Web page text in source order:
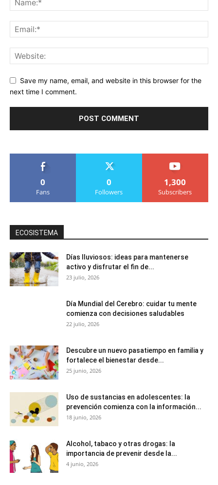
Save my name, email, and website in this browser for the
next time I comment.
0
Fans
0
Followers
1,300
Subscribers
ECOSISTEMA
Días lluviosos: ideas para mantenerse
activo y disfrutar el fin de...
23 julio, 2026
Día Mundial del Cerebro: cuidar tu mente
comienza con decisiones saludables
22 julio, 2026
Descubre un nuevo pasatiempo en familia y
fortalece el bienestar desde...
25 junio, 2026
Uso de sustancias en adolescentes: la
prevención comienza con la información...
18 junio, 2026
Alcohol, tabaco y otras drogas: la
importancia de prevenir desde la...
4 junio, 2026